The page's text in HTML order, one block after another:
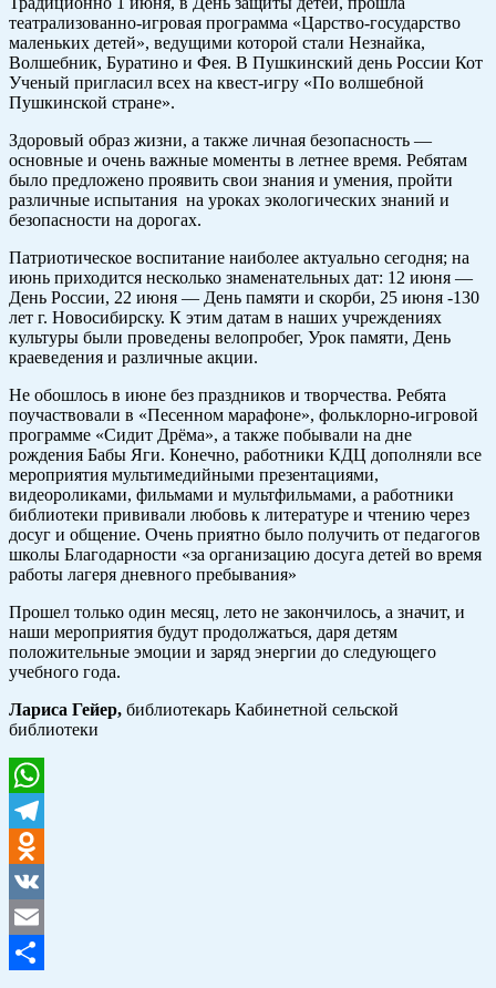
театрализованно-игровая программа «Царство-государство
маленьких детей», ведущими которой стали Незнайка,
Волшебник, Буратино и Фея. В Пушкинский день России Кот
Ученый пригласил всех на квест-игру «По волшебной
Пушкинской стране».
Здоровый образ жизни, а также личная безопасность —
основные и очень важные моменты в летнее время. Ребятам
было предложено проявить свои знания и умения, пройти
различные испытания на уроках экологических знаний и
безопасности на дорогах.
Патриотическое воспитание наиболее актуально сегодня; на
июнь приходится несколько знаменательных дат: 12 июня —
День России, 22 июня — День памяти и скорби, 25 июня -130
лет г. Новосибирску. К этим датам в наших учреждениях
культуры были проведены велопробег, Урок памяти, День
краеведения и различные акции.
Не обошлось в июне без праздников и творчества. Ребята
поучаствовали в «Песенном марафоне», фольклорно-игровой
программе «Сидит Дрёма», а также побывали на дне
рождения Бабы Яги. Конечно, работники КДЦ дополняли все
мероприятия мультимедийными презентациями,
видеороликами, фильмами и мультфильмами, а работники
библиотеки прививали любовь к литературе и чтению через
досуг и общение. Очень приятно было получить от педагогов
школы Благодарности «за организацию досуга детей во время
работы лагеря дневного пребывания»
Прошел только один месяц, лето не закончилось, а значит, и
наши мероприятия будут продолжаться, даря детям
положительные эмоции и заряд энергии до следующего
учебного года.
Лариса Гейер, библиотекарь Кабинетной сельской
библиотеки
WhatsApp
Telegram
Odnoklassniki
VK
Email